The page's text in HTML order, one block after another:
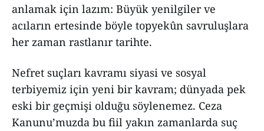
anlamak için lazım: Büyük yenilgiler ve
acıların ertesinde böyle topyekûn savruluşlara
her zaman rastlanır tarihte.
Nefret suçları kavramı siyasi ve sosyal
terbiyemiz için yeni bir kavram; dünyada pek
eski bir geçmişi olduğu söylenemez. Ceza
Kanunu’muzda bu fiil yakın zamanlarda suç